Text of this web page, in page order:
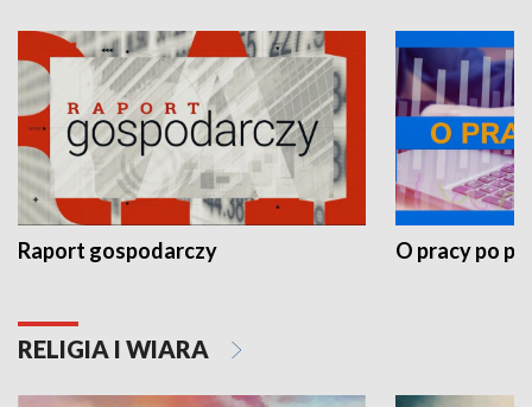
Raport gospodarczy O pracy po
RELIGIA I WIARA